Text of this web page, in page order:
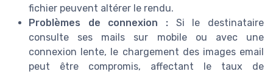
fichier peuvent altérer le rendu.
Problèmes de connexion : Si le destinataire
consulte ses mails sur mobile ou avec une
connexion lente, le chargement des images email
peut être compromis, affectant le taux de